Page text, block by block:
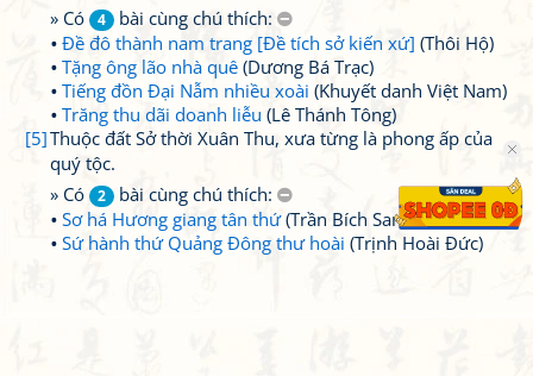
» Có
4
bài cùng chú thích:
Đề đô thành nam trang [Đề tích sở kiến xứ] (Thôi Hộ)
Tặng ông lão nhà quê (Dương Bá Trạc)
Tiếng đồn Đại Nẫm nhiều xoài (Khuyết danh Việt Nam)
Trăng thu dãi doanh liễu (Lê Thánh Tông)
[5]Thuộc đất Sở thời Xuân Thu, xưa từng là phong ấp của
quý tộc.
» Có
2
bài cùng chú thích:
Sơ há Hương giang tân thứ(Trần Bích San)
Sứ hành thứ Quảng Đông thư hoài (Trịnh Hoài Đức)